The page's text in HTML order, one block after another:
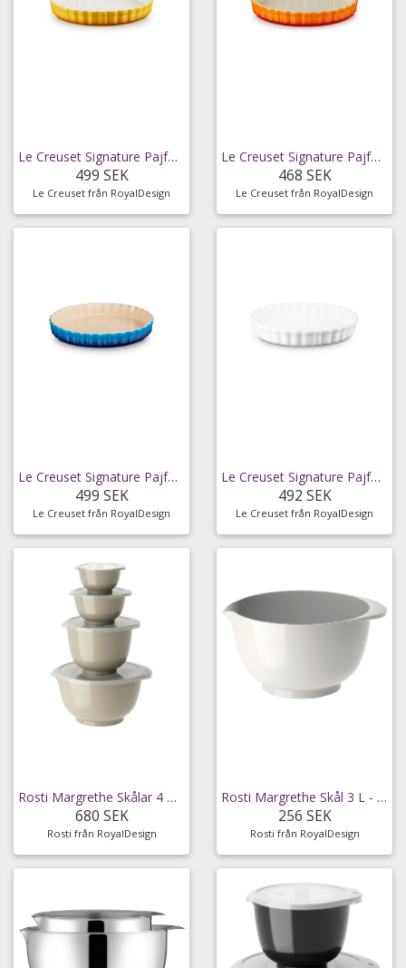
Le Creuset Signature Pajform 28 Cm - Pajformar
499 SEK
Le Creuset från RoyalDesign
Le Creuset Signature Pajform 28 Cm - Pajformar
468 SEK
Le Creuset från RoyalDesign
Le Creuset Signature Pajform 28 Cm - Pajformar
499 SEK
Le Creuset från RoyalDesign
Le Creuset Signature Pajform 28 Cm White -
492 SEK
Le Creuset från RoyalDesign
Rosti Margrethe Skålar 4 Delar - Bunkar & skålar
680 SEK
Rosti från RoyalDesign
Rosti Margrethe Skål 3 L - Bunkar & skålar Plast
256 SEK
Rosti från RoyalDesign